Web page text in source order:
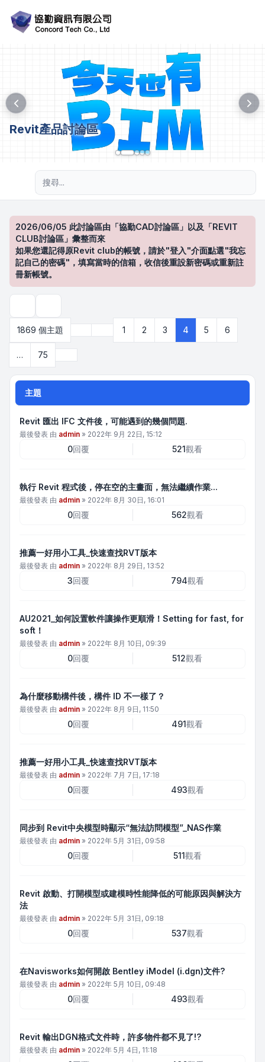
Revit產品討論區
2026/06/05 此討論區由「協勤CAD討論區」以及「REVIT
CLUB討論區」彙整而來
如果您還記得原Revit club的帳號，請於"登入"介面點選"我忘
記自己的密碼"，填寫當時的信箱，收信後重設新密碼或重新註
冊新帳號。
1869 個主題
第4頁 (共 75 頁)
上一頁1 2 3 4 5 6
… 75
主題
Revit 匯出 IFC 文件後，可能遇到的幾個問題.
最後發表 由 admin » 2022年 9月 22日, 15:12
0回覆 521觀看
執行 Revit 程式後，停在空的主畫面，無法繼續作業...
最後發表 由 admin » 2022年 8月 30日, 16:01
0回覆 562觀看
推薦一好用小工具_快速查找RVT版本
最後發表 由 admin » 2022年 8月 29日, 13:52
3回覆 794觀看
AU2021_如何設置軟件讓操作更順滑！Setting for fast, for
soft！
最後發表 由 admin » 2022年 8月 10日, 09:39
0回覆 512觀看
為什麼移動構件後，構件 ID 不一樣了？
最後發表 由 admin » 2022年 8月 9日, 11:50
0回覆 491觀看
推薦一好用小工具_快速查找RVT版本
最後發表 由 admin » 2022年 7月 7日, 17:18
0回覆 493觀看
同步到 Revit中央模型時顯示“無法訪問模型”_NAS作業
最後發表 由 admin » 2022年 5月 31日, 09:58
0回覆 511觀看
Revit 啟動、打開模型或建模時性能降低的可能原因與解決方
法
最後發表 由 admin » 2022年 5月 31日, 09:18
0回覆 537觀看
在Navisworks如何開啟 Bentley iModel (i.dgn)文件?
最後發表 由 admin » 2022年 5月 10日, 09:48
0回覆 493觀看
Revit 輸出DGN格式文件時，許多物件都不見了!?
最後發表 由 admin » 2022年 5月 4日, 11:18